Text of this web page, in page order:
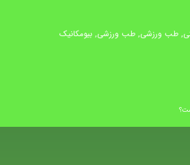
طب ورزشی, طب ورزشی, بیومکانیک